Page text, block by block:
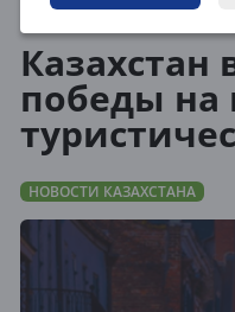
Казахстан
победы на
НОВОСТИ КАЗАХСТАНА